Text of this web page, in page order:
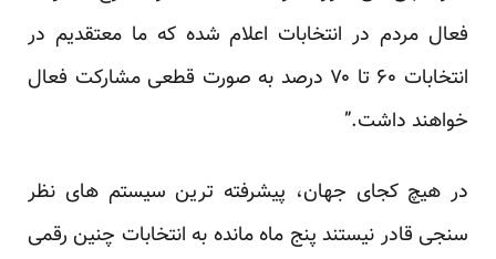
فعال مردم در انتخابات اعلام شده که ما معتقدیم در
انتخابات ۶۰ تا ۷۰ درصد به صورت قطعی مشارکت فعال
خواهند داشت.”
در هیچ کجای جهان، پیشرفته ترین سیستم های نظر
سنجی قادر نیستند پنج ماه مانده به انتخابات چنین رقمی